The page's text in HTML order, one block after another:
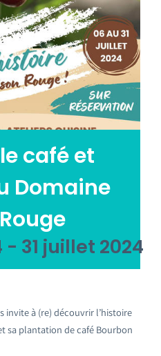
café et
Domaine
- 31 juillet 2024
invite à (re) découvrir l’histoire
sa plantation de café Bourbon